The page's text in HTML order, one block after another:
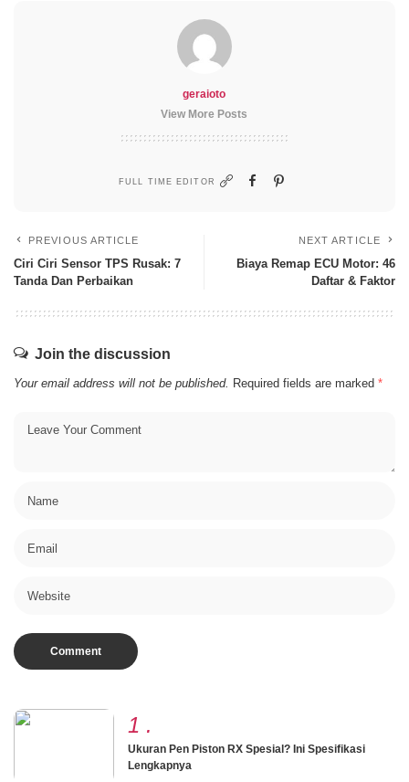
geraioto
View More Posts
FULL TIME EDITOR
PREVIOUS ARTICLE
Ciri Ciri Sensor TPS Rusak: 7
Tanda Dan Perbaikan
NEXT ARTICLE
Biaya Remap ECU Motor: 46
Daftar & Faktor
Join the discussion
Your email address will not be published. Required fields are marked *
1 .
Ukuran Pen Piston RX Spesial? Ini Spesifikasi
Lengkapnya